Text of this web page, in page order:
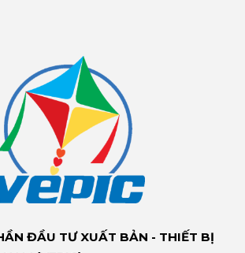
ĐẦU TƯ XUẤT BẢN - THIẾT BỊ